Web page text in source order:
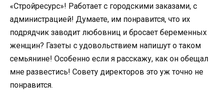
«Стройресурс»! Работает с городскими заказами, с
администрацией! Думаете, им понравится, что их
подрядчик заводит любовниц и бросает беременных
женщин? Газеты с удовольствием напишут о таком
семьянине! Особенно если я расскажу, как он обещал
мне развестись! Совету директоров это уж точно не
понравится.